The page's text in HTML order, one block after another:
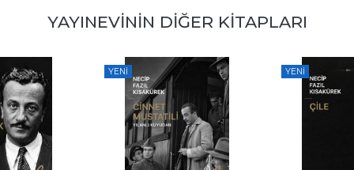
YAYINEVININ DIĞER KITAPLARI
YENI YENI